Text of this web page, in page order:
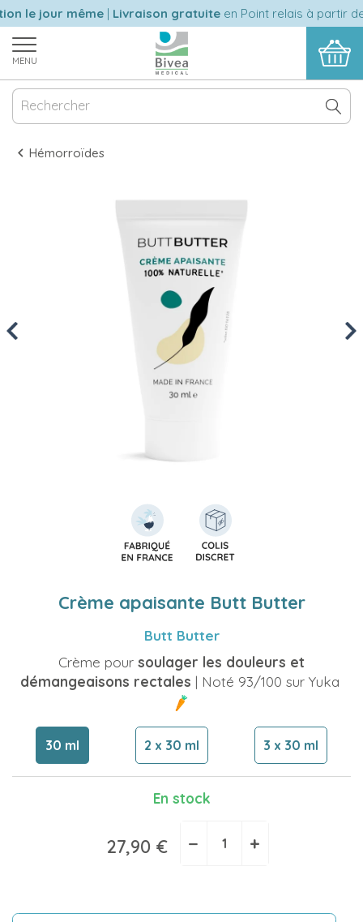
le jour même|Livraison gratuiteen Point relais à partir de
MENU
Hémorroïdes
Previous
Crème apaisante Butt Butter
Butt Butter
Crème pour soulager les douleurs et
démangeaisons rectales | Noté 93/100 sur Yuka
30 ml 2 x 30 ml 3 x 30 ml
En stock
27,90 € − +